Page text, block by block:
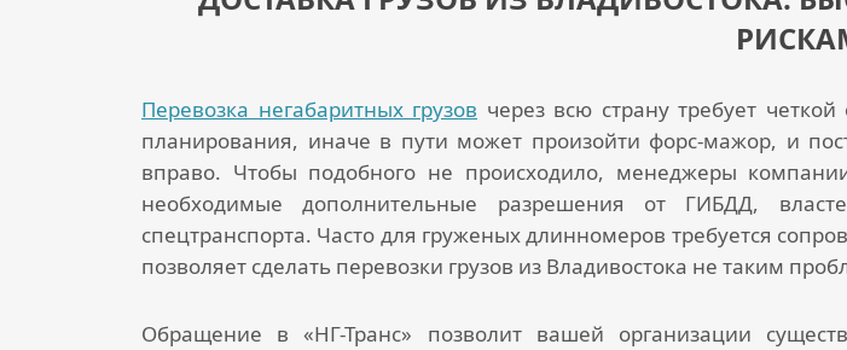
Перевозка негабаритных грузов через всю страну требует
планирования, иначе в пути может произойти форс-мажор, и
вправо. Чтобы подобного не происходило, менеджеры
необходимые дополнительные разрешения от ГИБДД,
спецтранспорта. Часто для груженых длинномеров требуется
позволяет сделать перевозки грузов из Владивостока не таким
Обращение в «НГ-Транс» позволит вашей организации